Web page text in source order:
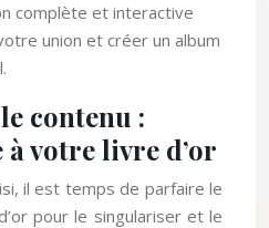
complète et interactive
union et créer un album
contenu :
à votre livre d’or
il est temps de parfaire le
pour le singulariser et le